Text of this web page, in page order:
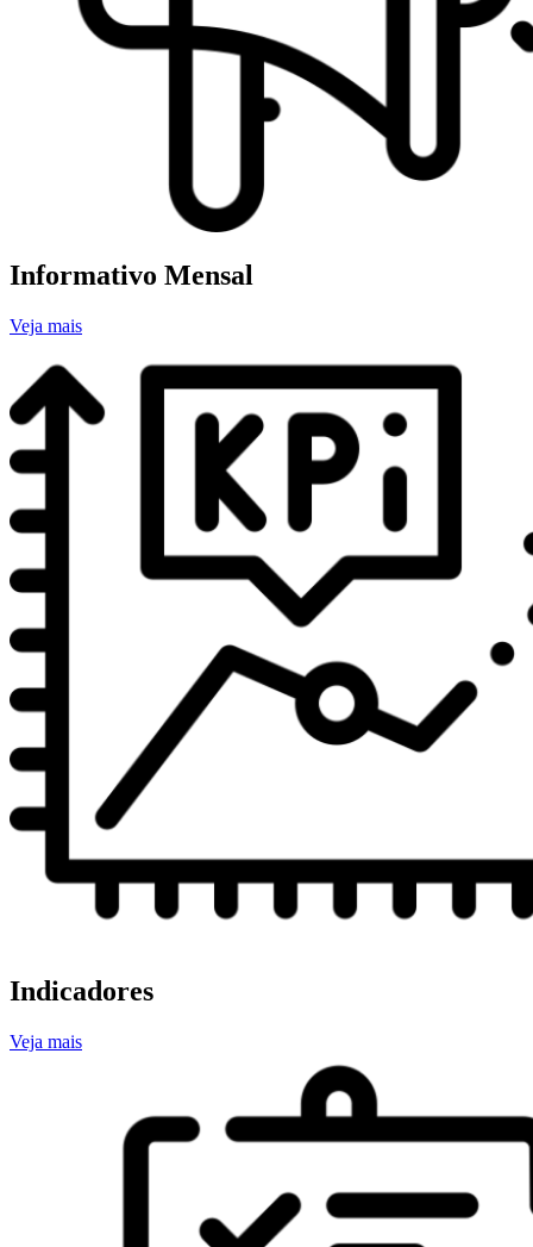
Informativo Mensal
Veja mais
Indicadores
Veja mais